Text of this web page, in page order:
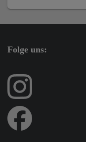
Folge uns: